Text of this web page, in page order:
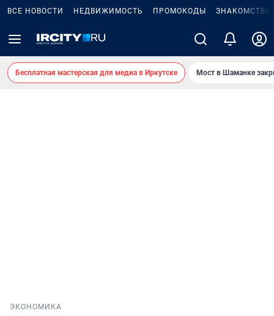
ВСЕ НОВОСТИ НЕДВИЖИМОСТЬ ПРОМОКОДЫ ЗНАКОМСТВА
Бесплатная мастерская для медиа в Иркутске Мост в Шаманке
ЭКОНОМИКА